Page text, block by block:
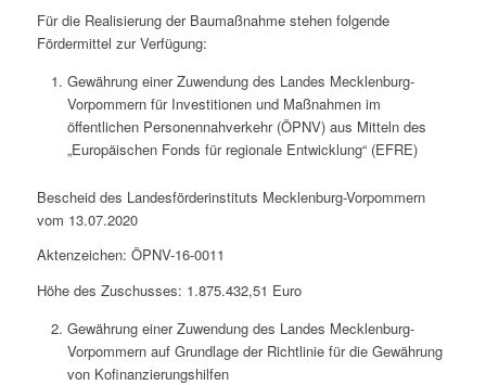
Für die Realisierung der Baumaßnahme stehen folgende
Fördermittel zur Verfügung:
Gewährung einer Zuwendung des Landes Mecklenburg-
Vorpommern für Investitionen und Maßnahmen im
öffentlichen Personennahverkehr (ÖPNV) aus Mitteln des
„Europäischen Fonds für regionale Entwicklung“ (EFRE)
Bescheid des Landesförderinstituts Mecklenburg-Vorpommern
vom 13.07.2020
Aktenzeichen: ÖPNV-16-0011
Höhe des Zuschusses: 1.875.432,51 Euro
Gewährung einer Zuwendung des Landes Mecklenburg-
Vorpommern auf Grundlage der Richtlinie für die Gewährung
von Kofinanzierungshilfen